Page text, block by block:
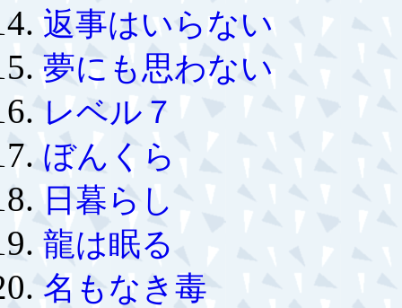
返事はいらない
夢にも思わない
レベル７
ぼんくら
日暮らし
龍は眠る
名もなき毒